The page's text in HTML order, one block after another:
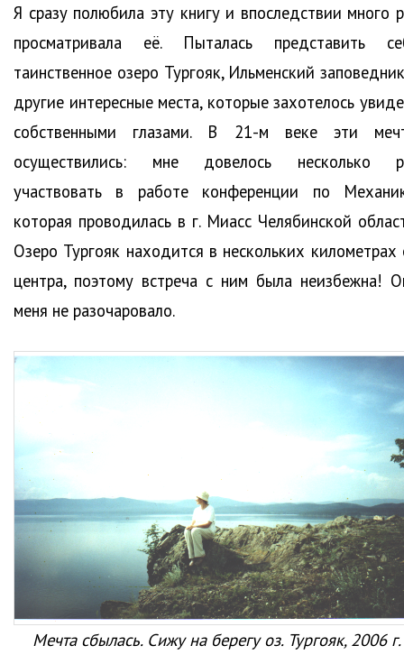
Я сразу полюбила эту книгу и впоследствии много
просматривала её. Пыталась представить
таинственное озеро Тургояк, Ильменский
другие интересные места, которые захотелось
собственными глазами. В 21-м веке эти
осуществились: мне довелось несколько
участвовать в работе конференции по
которая проводилась в г. Миасс Челябинской
Озеро Тургояк находится в нескольких километрах
центра, поэтому встреча с ним была неизбежна!
меня не разочаровало.
Мечта сбылась. Сижу на берегу оз. Тургояк, 2006 г.